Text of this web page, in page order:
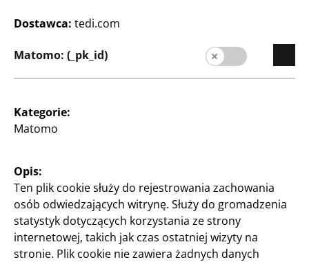
Przedsiębiorstwo
Ekspansja
Jakość
Zrównoważony rozwój
Kontakt
Dostawca: tedi.com
Matomo: (_pk_id)
Kategorie:
Matomo
Opis:
Ten plik cookie służy do rejestrowania zachowania
osób odwiedzających witrynę. Służy do gromadzenia
statystyk dotyczących korzystania ze strony
internetowej, takich jak czas ostatniej wizyty na
stronie. Plik cookie nie zawiera żadnych danych